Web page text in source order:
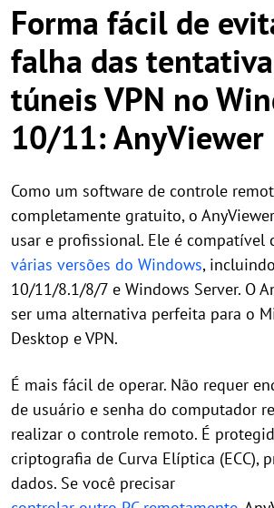
Forma fácil de
falha das
túneis VPN no
10/11: AnyViewer
Como um software de controle
completamente gratuito, o
usar e profissional. Ele é compatível
várias versões do Windows,
10/11/8.1/8/7 e Windows Server. O
ser uma alternativa perfeita para o
Desktop e VPN.
É mais fácil de operar. Não requer
de usuário e senha do computador
realizar o controle remoto. É
criptografia de Curva Elíptica (ECC),
dados. Se você precisar